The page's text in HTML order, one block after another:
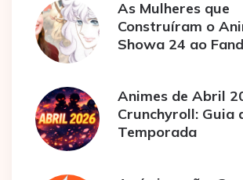
As Mulheres que
Construíram o
Showa 24 ao
Animes de Abril
Crunchyroll: Guia
Temporada